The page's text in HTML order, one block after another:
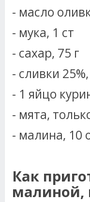
- масло
- мука, 1 ст
- сахар, 75 г
- сливки
- 1 яйцо
- мята,
- малина, 10
Как
малиной,